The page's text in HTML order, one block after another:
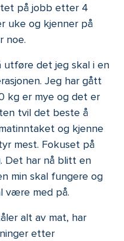
på jobb etter 4
uke og kjenner på
noe.
utføre det jeg skal i en
Jeg har gått
kg er mye og det er
tvil det beste å
og kjenne
mest. Fokuset på
Det har nå blitt en
min skal fungere og
være med på.
alt av mat, har
etter